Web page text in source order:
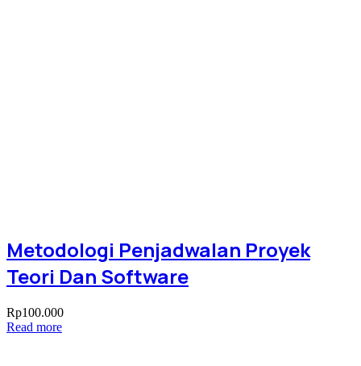
Metodologi Penjadwalan Proyek
Teori Dan Software
Rp100.000
Read more